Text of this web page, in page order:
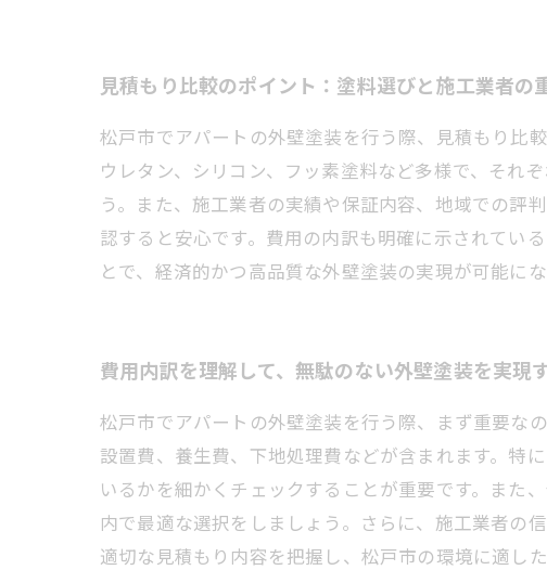
見積もり比較のポイント：塗料選びと施工業者の
松戸市でアパートの外壁塗装を行う際、見積もり比
ウレタン、シリコン、フッ素塗料など多様で、それ
う。また、施工業者の実績や保証内容、地域での評
認すると安心です。費用の内訳も明確に示されてい
とで、経済的かつ高品質な外壁塗装の実現が可能に
費用内訳を理解して、無駄のない外壁塗装を実現
松戸市でアパートの外壁塗装を行う際、まず重要な
設置費、養生費、下地処理費などが含まれます。特
いるかを細かくチェックすることが重要です。また
内で最適な選択をしましょう。さらに、施工業者の
適切な見積もり内容を把握し、松戸市の環境に適し